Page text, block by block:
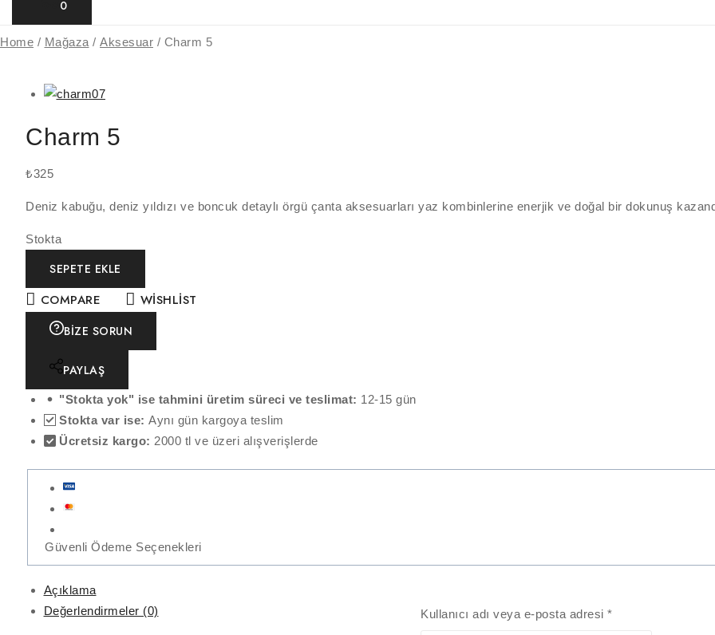
0
Home / Mağaza / Aksesuar / Charm 5
Charm 5
₺325
Deniz kabuğu, deniz yıldızı ve boncuk detaylı örgü çanta aksesuarları yaz kombinlerine enerjik ve doğal bir dokunuş
Stokta
SEPETE EKLE
COMPARE WISHLIST
BIZE SORUN
PAYLAŞ
"Stokta yok" ise tahmini üretim süreci ve teslimat: 12-15 gün
Stokta var ise: Aynı gün kargoya teslim
Ücretsiz kargo: 2000 tl ve üzeri alışverişlerde
Güvenli Ödeme Seçenekleri
Açıklama
Değerlendirmeler (0)
Kullanıcı adı veya e-posta adresi *